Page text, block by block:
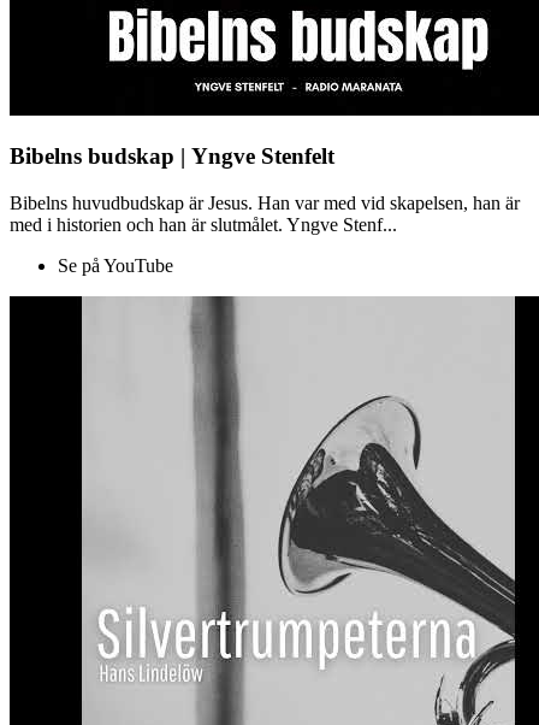
Bibelns budskap | Yngve Stenfelt
Bibelns huvudbudskap är Jesus. Han var med vid skapelsen, han är
med i historien och han är slutmålet. Yngve Stenf...
Se på YouTube